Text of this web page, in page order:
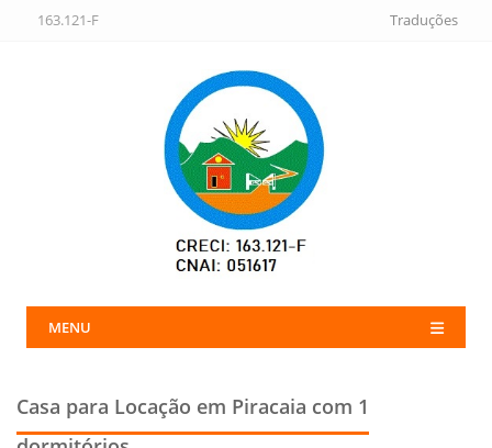
163.121-F Traduções
MENU
Casa para Locação em Piracaia com 1